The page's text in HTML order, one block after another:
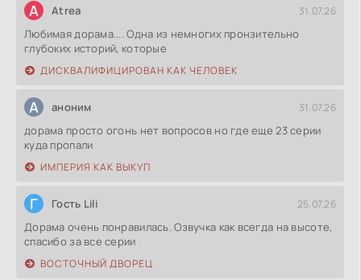
A Atrea 31.07.26
Любимая дорама.... Одна из немногих пронзительно
глубоких историй, которые
ДИСКВАЛИФИЦИРОВАН КАК ЧЕЛОВЕК
А аноним 31.07.26
дорама просто огонь нет вопросов но где еще 23 серии
куда пропали
ИМПЕРИЯ КАК ВЫКУП
Г Гость Lili 25.07.26
Дорама очень понравилась. Озвучка как всегда на высоте,
спасибо за все серии
ВОСТОЧНЫЙ ДВОРЕЦ